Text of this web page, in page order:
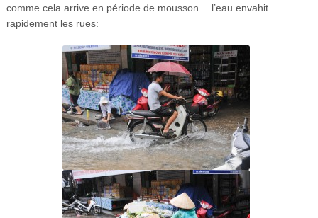
comme cela arrive en période de mousson… l’eau envahit
rapidement les rues: